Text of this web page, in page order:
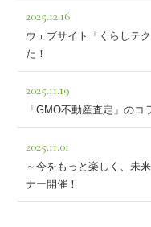
2025.12.16
ウェブサイト「くらしテ
た！
2025.11.19
「GMO不動産査定」のコ
2025.11.01
～今をもっと楽しく、
ナー開催！